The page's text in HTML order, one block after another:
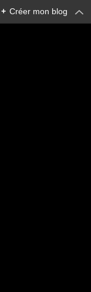
+ Créer mon blog